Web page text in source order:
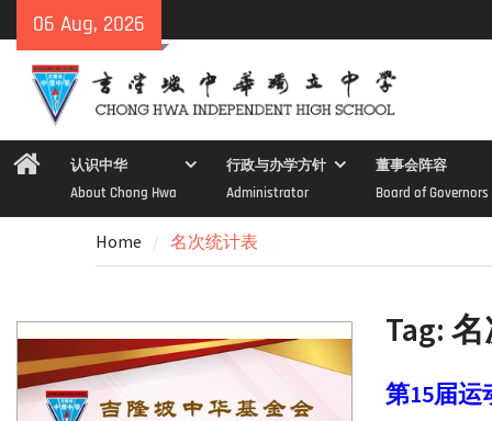
to
content
06 Aug, 2026
Home认识中华
About Chong Hwa
行政与办学方针
Administrator
董事会阵容
Board of Governors
Home 名次统计表
Tag:
第15届运